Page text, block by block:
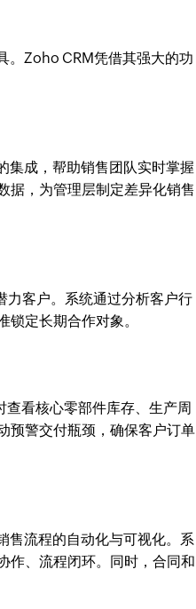
。Zoho CRM凭借其强大的功
集成，帮助销售团队实时掌握
据，为管理层制定差异化销售
力客户。系统通过分析客户行
定长期合作对象。
看核心零部件库存、生产周
预警交付瓶颈，确保客户订单
售流程的自动化与可视化。系
作、流程闭环。同时，合同和